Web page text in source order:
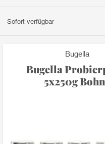
Sofort verfügbar
Bugella
Bugella
5x250g